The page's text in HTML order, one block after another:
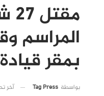
المراسم
بمقر
بواسطة Tag Press آخر